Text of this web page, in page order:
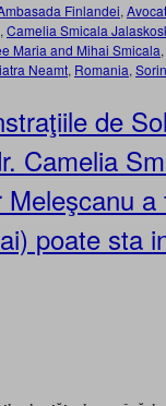
Finlandei,
, Camelia Smicala
Maria and Mihai Smicala,
Neamt, Romania,
de
Camelia
poate sta